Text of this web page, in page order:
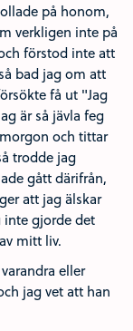
på honom,
verkligen inte på
förstod inte att
bad jag om att
få ut "Jag
är så jävla feg
och tittar
trodde jag
gått därifrån,
att jag älskar
inte gjorde det
mitt liv.
eller
jag vet att han